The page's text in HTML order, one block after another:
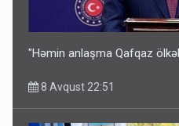
"Həmin anlaşma Qafqaz
8 Avqust 22:51